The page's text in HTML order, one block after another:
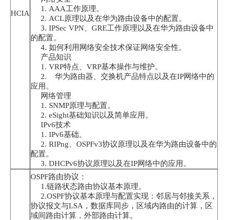
HCIA
1. AAA工作原理。
2. ACL原理以及在华为路由设备中的配置。
3. IPSec VPN、GRE工作原理以及在华为路由设备中
的配置。
4. 如何利用网络安全技术保证网络安全性。
产品知识
1. VRP特点、VRP基本操作与维护。
2. 华为路由器、交换机产品特点以及在IP网络中的
应用。
网络管理
1. SNMP原理与配置。
2. eSight基础知识以及简单应用。
IPv6技术
1. IPv6基础。
2. RIPng、OSPFv3协议原理以及在华为路由设备中的
配置。
3. DHCPv6协议原理以及在IP网络中的应用。
OSPF路由协议：
1.链路状态路由协议基本原理。
2.OSPF协议基本原理与配置实现：邻居与邻接关系，
协议报文与LSA，数据库同步，区域内路由的计算，区
域间路由计算，外部路由计算。